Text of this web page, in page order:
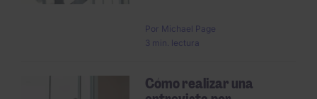
Por Michael Page
3 min. lectura
Cómo realizar una